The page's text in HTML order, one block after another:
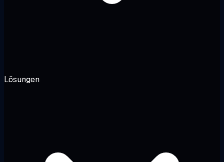
Lösungen